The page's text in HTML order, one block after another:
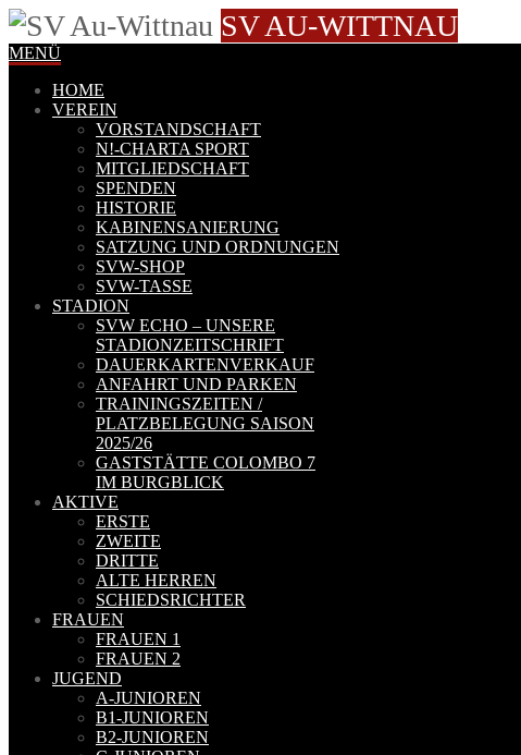
SV AU-WITTNAU
MENÜ
HOME
VEREIN
VORSTANDSCHAFT
N!-CHARTA SPORT
MITGLIEDSCHAFT
SPENDEN
HISTORIE
KABINENSANIERUNG
SATZUNG UND ORDNUNGEN
SVW-SHOP
SVW-TASSE
STADION
SVW ECHO – UNSERE
STADIONZEITSCHRIFT
DAUERKARTENVERKAUF
ANFAHRT UND PARKEN
TRAININGSZEITEN /
PLATZBELEGUNG SAISON
2025/26
GASTSTÄTTE COLOMBO 7
IM BURGBLICK
AKTIVE
ERSTE
ZWEITE
DRITTE
ALTE HERREN
SCHIEDSRICHTER
FRAUEN
FRAUEN 1
FRAUEN 2
JUGEND
A-JUNIOREN
B1-JUNIOREN
B2-JUNIOREN